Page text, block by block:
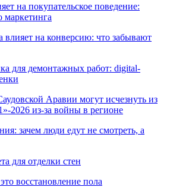
на покупательское поведение:
маркетинга
на конверсию: что забывают
для демонтажных работ: digital-
Аравии могут исчезнуть из
2026 из-за войны в регионе
зачем люди едут не смотреть, а
для отделки стен
восстановление пола